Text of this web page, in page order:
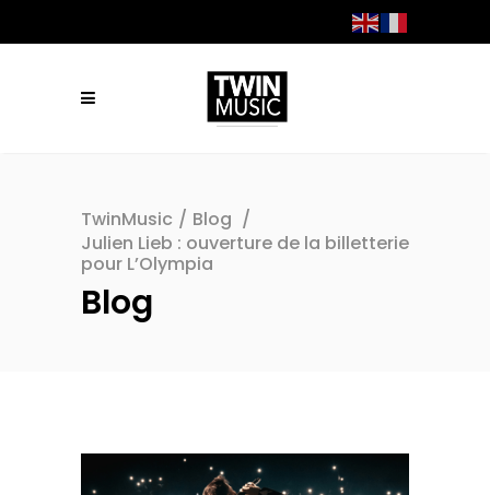
TwinMusic / Blog /
Julien Lieb : ouverture de la billetterie
pour L’Olympia
Blog